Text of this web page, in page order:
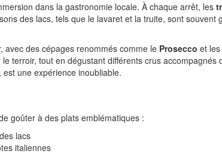
dans la gastronomie locale. À chaque arrêt, les
des lacs, tels que le lavaret et la truite, sont
des cépages renommés comme le Prosecco et
terroir, tout en dégustant différents crus
une expérience inoubliable.
goûter à des plats emblématiques :
lacs
italiennes